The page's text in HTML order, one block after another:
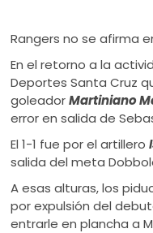
Rangers no se afirma
En el retorno a la
Deportes Santa Cruz
goleadorMartiniano
error en salida de
El 1-1 fue por el artillero
salida del meta
A esas alturas, los
por expulsión del
entrarle en plancha a